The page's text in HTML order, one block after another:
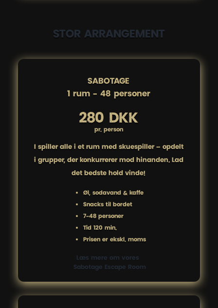
STOR ARRANGEMENT
SABOTAGE
1 rum - 48 personer
280 DKK
pr. person
I spiller alle i ét rum med skuespiller – opdelt
i grupper, der konkurrerer mod hinanden. Lad
det bedste hold vinde!
Øl, sodavand & kaffe
Snacks til bordet
7-48 personer
Tid 120 min.
Prisen er ekskl. moms
Læs mere om vores
Sabotage Escape Room